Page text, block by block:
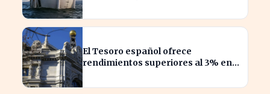
El Tesoro español ofrece
rendimientos superiores al 3% en